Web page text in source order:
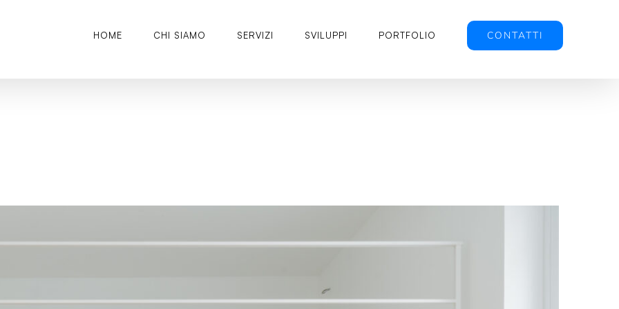
HOME CHI SIAMO SERVIZI SVILUPPI PORTFOLIO CONTATTI